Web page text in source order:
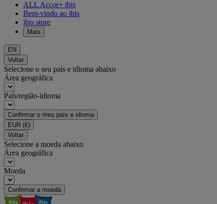
ALL Accor+ ibis
Bem-vindo ao ibis
ibis store
Mais
EN
Voltar
Selecione o seu país e idioma abaixo
Área geográfica
País/região-idioma
Confirmar o meu país e idioma
EUR (€)
Voltar
Selecione a moeda abaixo
Área geográfica
Moeda
Confirmar a moeda